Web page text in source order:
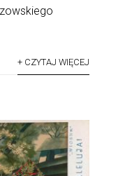
+ CZYTAJ WIĘCEJ